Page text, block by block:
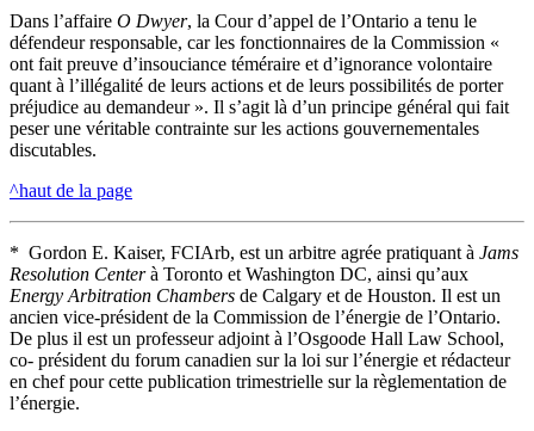
Dans l’affaire O Dwyer, la Cour d’appel de l’Ontario a tenu le
défendeur responsable, car les fonctionnaires de la Commission «
ont fait preuve d’insouciance téméraire et d’ignorance volontaire
quant à l’illégalité de leurs actions et de leurs possibilités de porter
préjudice au demandeur ». Il s’agit là d’un principe général qui fait
peser une véritable contrainte sur les actions gouvernementales
discutables.
^haut de la page
* Gordon E. Kaiser, FCIArb, est un arbitre agrée pratiquant à Jams
Resolution Centerà Toronto et Washington DC, ainsi qu’aux
Energy Arbitration Chambers de Calgary et de Houston. Il est un
ancien vice-président de la Commission de l’énergie de l’Ontario.
De plus il est un professeur adjoint à l’Osgoode Hall Law School,
co- président du forum canadien sur la loi sur l’énergie et rédacteur
en chef pour cette publication trimestrielle sur la règlementation de
l’énergie.